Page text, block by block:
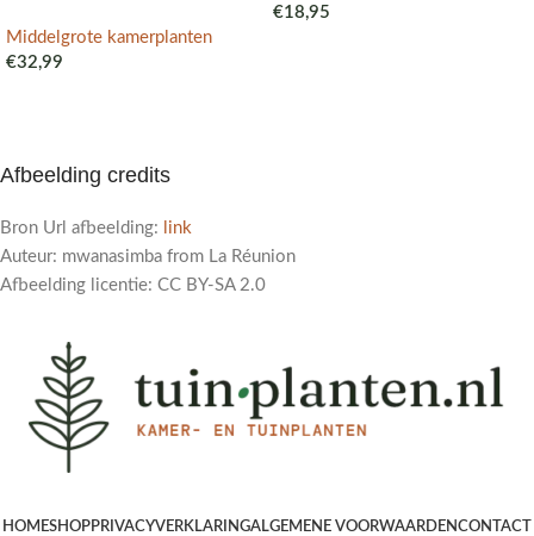
Middelgrote kamerplanten
€32,99
€18,95
Afbeelding credits
Bron Url afbeelding:
link
Auteur: mwanasimba from La Réunion
Afbeelding licentie: CC BY-SA 2.0
HOMESHOPPRIVACYVERKLARINGALGEMENE VOORWAARDENCONTACT